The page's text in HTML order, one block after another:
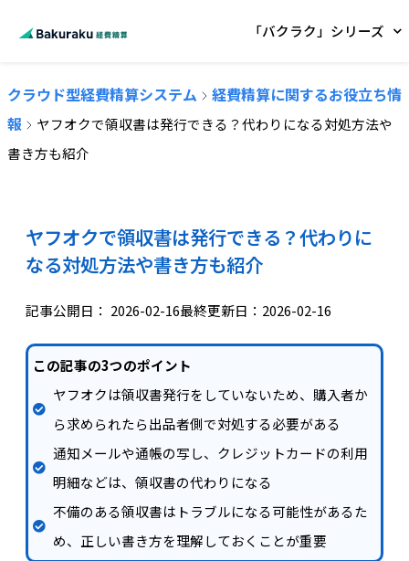
「バクラク」シリーズ
クラウド型経費精算システム
経費精算に関するお役立ち情
報
ヤフオクで領収書は発行できる？代わりになる対処方法や
書き方も紹介
ヤフオクで領収書は発行できる？代わりに
なる対処方法や書き方も紹介
記事公開日： 2026-02-16最終更新日：2026-02-16
この記事の3つのポイント
ヤフオクは領収書発行をしていないため、購入者か
ら求められたら出品者側で対処する必要がある
通知メールや通帳の写し、クレジットカードの利用
明細などは、領収書の代わりになる
不備のある領収書はトラブルになる可能性があるた
め、正しい書き方を理解しておくことが重要